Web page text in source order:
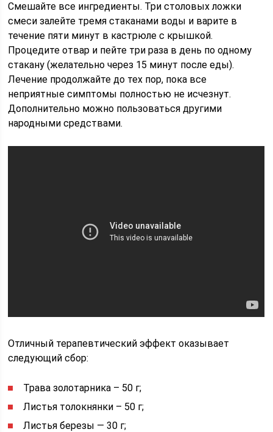
Смешайте все ингредиенты. Три столовых ложки
смеси залейте тремя стаканами воды и варите в
течение пяти минут в кастрюле с крышкой.
Процедите отвар и пейте три раза в день по одному
стакану (желательно через 15 минут после еды).
Лечение продолжайте до тех пор, пока все
неприятные симптомы полностью не исчезнут.
Дополнительно можно пользоваться другими
народными средствами.
Отличный терапевтический эффект оказывает
следующий сбор:
Трава золотарника – 50 г;
Листья толокнянки – 50 г;
Листья березы — 30 г;